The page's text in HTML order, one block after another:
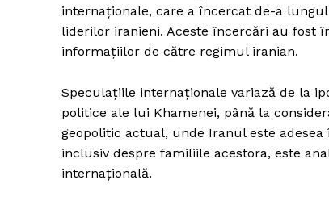
internaționale, care a încercat de-a
liderilor iranieni. Aceste încercări au fost
informațiilor de către regimul iranian.
Speculațiile internaționale variază de la
politice ale lui Khamenei, până la
geopolitic actual, unde Iranul este
inclusiv despre familiile acestora, este
internațională.